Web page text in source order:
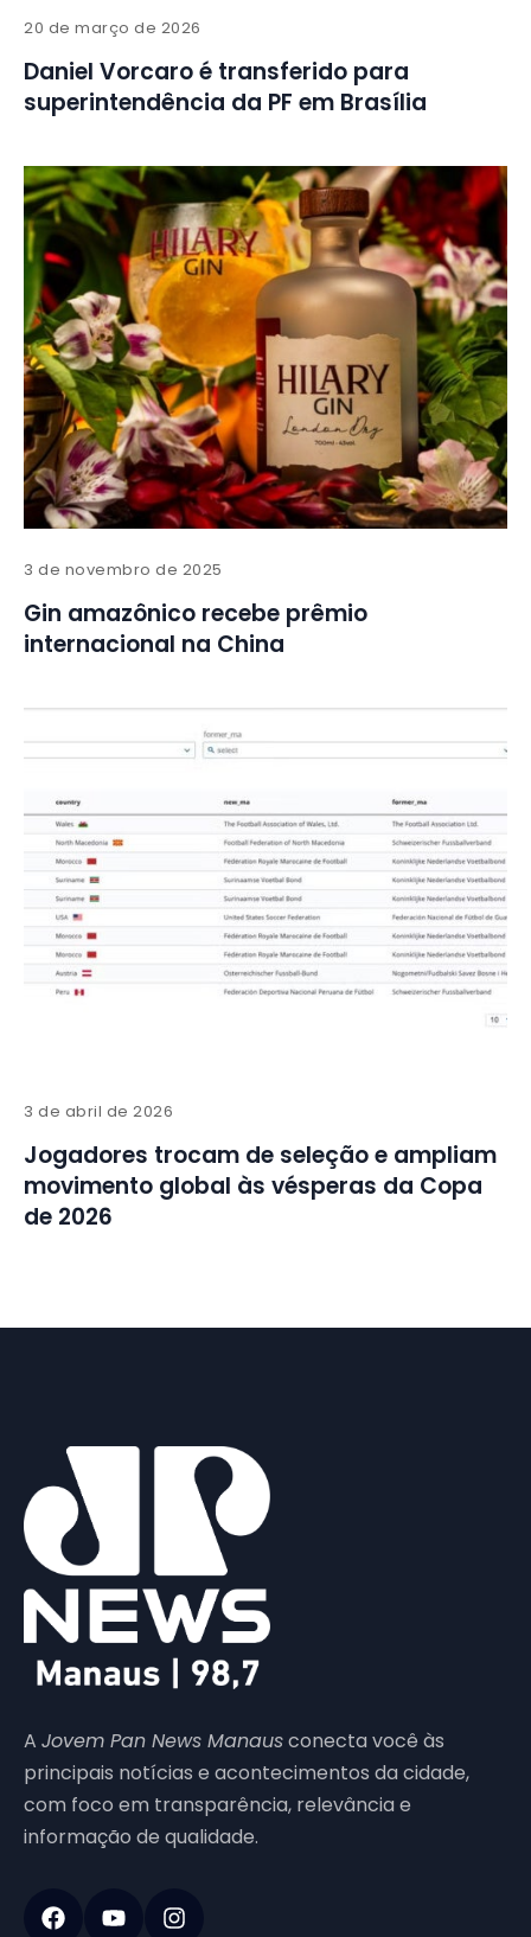
20 de março de 2026
Daniel Vorcaro é transferido para
superintendência da PF em Brasília
3 de novembro de 2025
Gin amazônico recebe prêmio
internacional na China
3 de abril de 2026
Jogadores trocam de seleção e ampliam
movimento global às vésperas da Copa
de 2026
A Jovem Pan News Manausconecta você às
principais notícias e acontecimentos da cidade,
com foco em transparência, relevância e
informação de qualidade.